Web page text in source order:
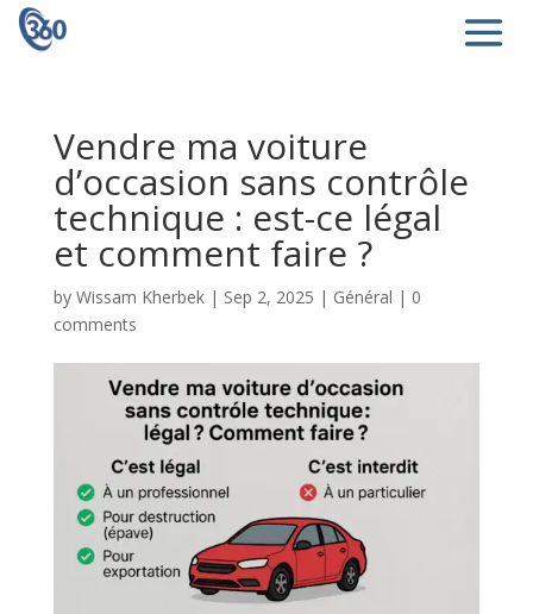
Vendre ma voiture
d’occasion sans contrôle
technique : est-ce légal
et comment faire ?
by Wissam Kherbek| Sep 2, 2025 | Général | 0
comments